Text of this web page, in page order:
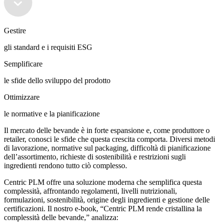
Gestire
gli standard e i requisiti ESG
Semplificare
le sfide dello sviluppo del prodotto
Ottimizzare
le normative e la pianificazione
Il mercato delle bevande è in forte espansione e, come produttore o
retailer, conosci le sfide che questa crescita comporta. Diversi metodi
di lavorazione, normative sul packaging, difficoltà di pianificazione
dell’assortimento, richieste di sostenibilità e restrizioni sugli
ingredienti rendono tutto ciò complesso.
Centric PLM offre una soluzione moderna che semplifica questa
complessità, affrontando regolamenti, livelli nutrizionali,
formulazioni, sostenibilità, origine degli ingredienti e gestione delle
certificazioni. Il nostro e-book, “Centric PLM rende cristallina la
complessità delle bevande,” analizza: